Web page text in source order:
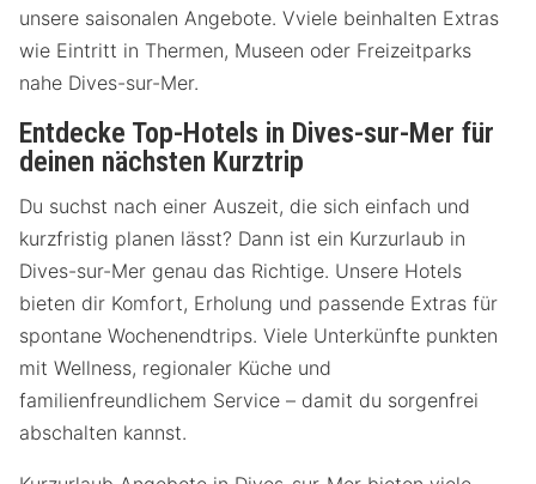
unsere saisonalen Angebote. Vviele beinhalten Extras
wie Eintritt in Thermen, Museen oder Freizeitparks
nahe Dives-sur-Mer.
Entdecke Top-Hotels in Dives-sur-Mer für
deinen nächsten Kurztrip
Du suchst nach einer Auszeit, die sich einfach und
kurzfristig planen lässt? Dann ist ein Kurzurlaub in
Dives-sur-Mer genau das Richtige. Unsere Hotels
bieten dir Komfort, Erholung und passende Extras für
spontane Wochenendtrips. Viele Unterkünfte punkten
mit Wellness, regionaler Küche und
familienfreundlichem Service – damit du sorgenfrei
abschalten kannst.